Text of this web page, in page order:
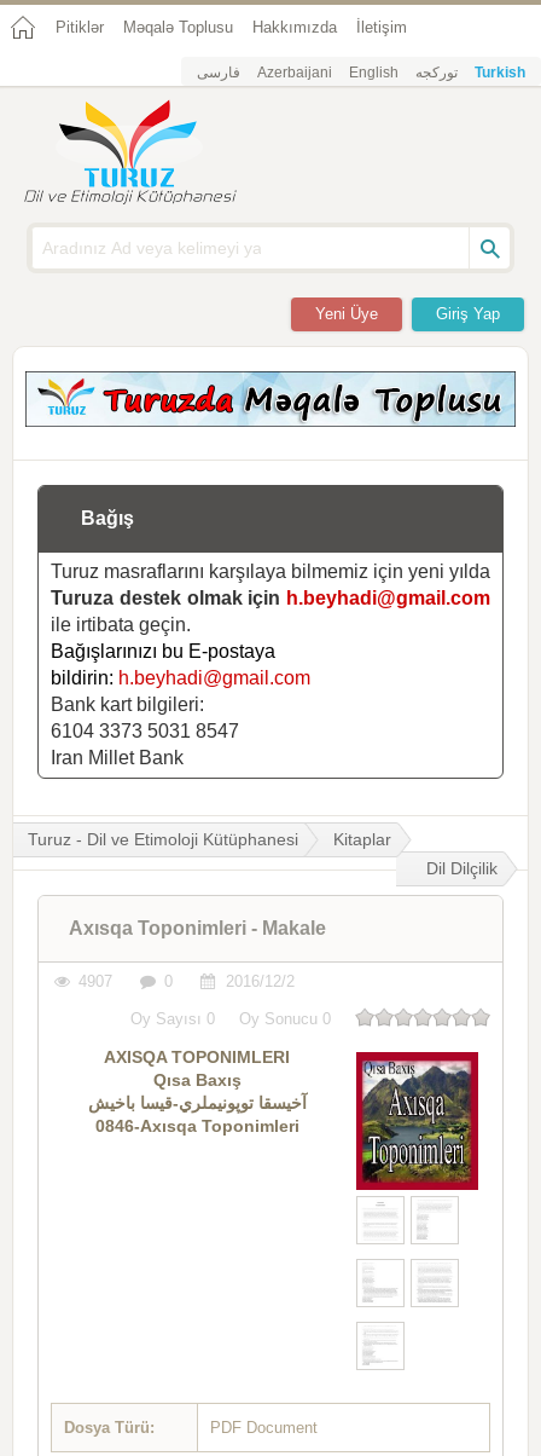
Pitiklər Məqalə Toplusu Hakkımızda İletişim
فارسی Azerbaijani English تورکجه Turkish
Giriş Yap
Yeni Üye
Bağış
Turuz masraflarını karşılaya bilmemiz için yeni yılda
Turuza destek olmak için h.beyhadi@gmail.com
ile irtibata geçin.
Bağışlarınızı bu E-postaya
bildirin: h.beyhadi@gmail.com
Bank kart bilgileri:
6104 3373 5031 8547
Iran Millet Bank
Turuz - Dil ve Etimoloji Kütüphanesi
Kitaplar
Dil Dilçilik
Axısqa Toponimleri - Makale
4907 0 2016/12/2
Oy Sayısı 0 Oy Sonucu 0
AXISQA TOPONIMLERI
Qısa Baxış
آخيسقا توپونيملري-قيسا باخيش
0846-Axısqa Toponimleri
Dosya Türü: PDF Document